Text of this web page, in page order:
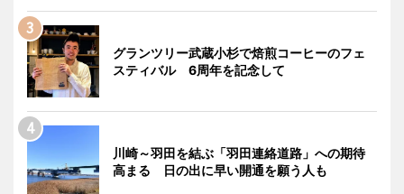
グランツリー武蔵小杉で焙煎コーヒーのフェ
スティバル 6周年を記念して
川崎～羽田を結ぶ「羽田連絡道路」への期待
高まる 日の出に早い開通を願う人も